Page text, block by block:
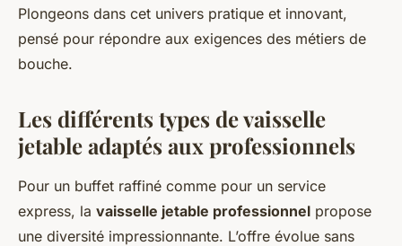
Plongeons dans cet univers pratique et innovant,
pensé pour répondre aux exigences des métiers de
bouche.
Les différents types de vaisselle
jetable adaptés aux professionnels
Pour un buffet raffiné comme pour un service
express, la vaisselle jetable professionnel propose
une diversité impressionnante. L’offre évolue sans